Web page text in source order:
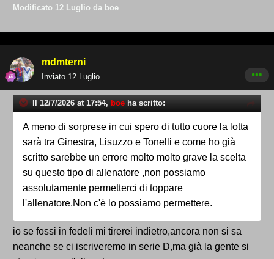
Modificato 12 Luglio da boe
mdmterni
Inviato 12 Luglio
Il 12/7/2026 at 17:54, boe ha scritto:
A meno di sorprese in cui spero di tutto cuore la lotta
sarà tra Ginestra, Lisuzzo e Tonelli e come ho già
scritto sarebbe un errore molto molto grave la scelta
su questo tipo di allenatore ,non possiamo
assolutamente permetterci di toppare
l'allenatore.Non c'è lo possiamo permettere.
io se fossi in fedeli mi tirerei indietro,ancora non si sa
neanche se ci iscriveremo in serie D,ma già la gente si